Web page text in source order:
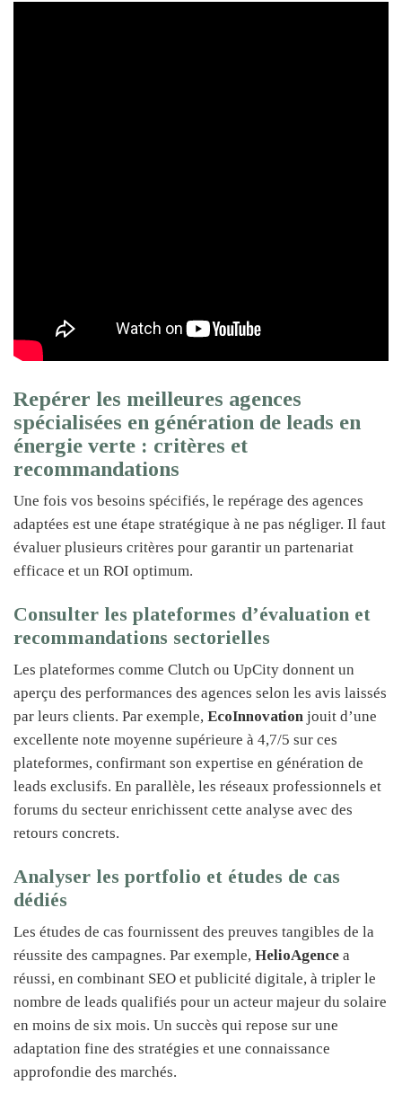
Repérer les meilleures agences
spécialisées en génération de leads en
énergie verte : critères et
recommandations
Une fois vos besoins spécifiés, le repérage des agences
adaptées est une étape stratégique à ne pas négliger. Il faut
évaluer plusieurs critères pour garantir un partenariat
efficace et un ROI optimum.
Consulter les plateformes d’évaluation et
recommandations sectorielles
Les plateformes comme Clutch ou UpCity donnent un
aperçu des performances des agences selon les avis laissés
par leurs clients. Par exemple, EcoInnovation jouit d’une
excellente note moyenne supérieure à 4,7/5 sur ces
plateformes, confirmant son expertise en génération de
leads exclusifs. En parallèle, les réseaux professionnels et
forums du secteur enrichissent cette analyse avec des
retours concrets.
Analyser les portfolio et études de cas
dédiés
Les études de cas fournissent des preuves tangibles de la
réussite des campagnes. Par exemple, HelioAgence a
réussi, en combinant SEO et publicité digitale, à tripler le
nombre de leads qualifiés pour un acteur majeur du solaire
en moins de six mois. Un succès qui repose sur une
adaptation fine des stratégies et une connaissance
approfondie des marchés.